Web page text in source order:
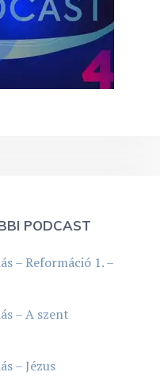
PODCAST
– Reformáció 1. –
– A szent
– Jézus